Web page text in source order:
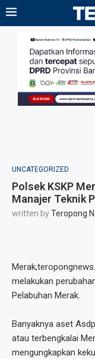
UNCATEGORIZED
Polsek KSKP
Manajer Teknik
written byTeropong
melakukan
Pelabuhan Merak.
Banyaknya aset
atau terbengkalai
mengungkapkan